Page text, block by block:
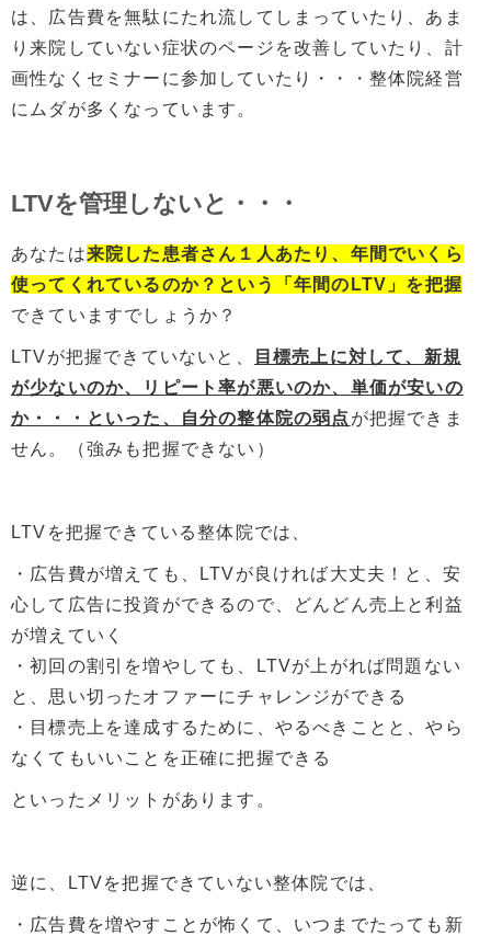
は、広告費を無駄にたれ流してしまっていたり、あま
り来院していない症状のページを改善していたり、計
画性なくセミナーに参加していたり・・・整体院経営
にムダが多くなっています。
LTVを管理しないと・・・
あなたは来院した患者さん１人あたり、年間でいくら
使ってくれているのか？という「年間のLTV」を把握
できていますでしょうか？
LTVが把握できていないと、
目標売上に対して、新規
が少ないのか、リピート率が悪いのか、単価が安いの
か・・・といった、自分の整体院の弱点 が把握できま
せん。（強みも把握できない）
LTVを把握できている整体院では、
・広告費が増えても、LTVが良ければ大丈夫！と、安
心して広告に投資ができるので、どんどん売上と利益
が増えていく
・初回の割引を増やしても、LTVが上がれば問題ない
と、思い切ったオファーにチャレンジができる
・目標売上を達成するために、やるべきことと、やら
なくてもいいことを正確に把握できる
といったメリットがあります。
逆に、LTVを把握できていない整体院では、
・広告費を増やすことが怖くて、いつまでたっても新